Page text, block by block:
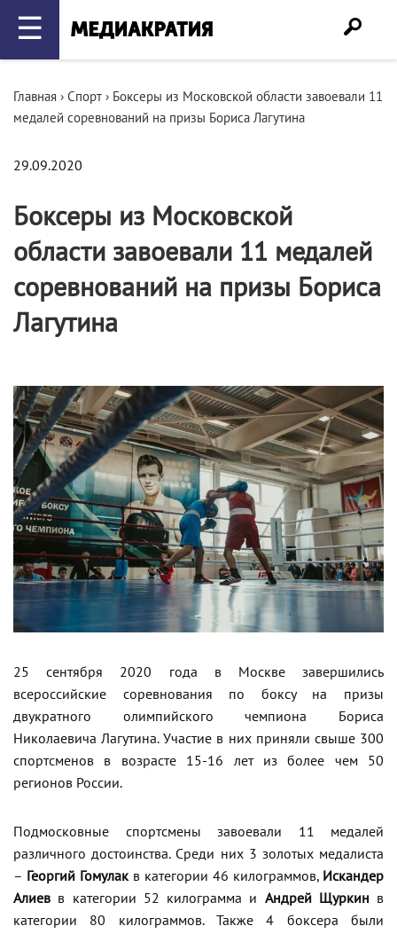
☰
Главная › Спорт › Боксеры из Московской области завоевали 11
медалей соревнований на призы Бориса Лагутина
29.09.2020
Боксеры из Московской
области завоевали 11 медалей
соревнований на призы Бориса
Лагутина
25 сентября 2020 года в Москве завершились
всероссийские соревнования по боксу на призы
двукратного олимпийского чемпиона Бориса
Николаевича Лагутина. Участие в них приняли свыше 300
спортсменов в возрасте 15-16 лет из более чем 50
регионов России.
Подмосковные спортсмены завоевали 11 медалей
различного достоинства. Среди них 3 золотых медалиста
– Георгий Гомулакв категории 46 килограммов, Искандер
Алиев в категории 52 килограмма и Андрей Щуркин в
категории 80 килограммов. Также 4 боксера были